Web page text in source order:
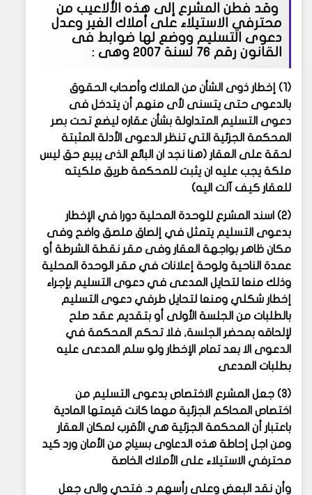
وقد فطن المشرع إلى هذه الألاعيب من
محترفي الاستيلاء على أملاك الغير وعدل
دعوى التسليم ووضع لها ضوابط فى
القانون رقم 76 لسنة 2007 وهى :
(1) إخطار ذوى الشأن من الملاك وأصحاب الحقوق
بالدعوى حتى يتسنى لأى منهم أن يتدخل فى
دعوى التسليم المتداولة بشأن عقاره ليضع تحت بصر
المحكمة الجزئية التي تنظر الدعوى الأدلة المثبتة
لحقة على العقار (هنا نجد ان البائع الذى يبيع حق ليس
ملكة يجب عليه ان يثبت للمحكمة طريق ملكيته
للعقار كيف آلت اليه)
(2) اسند المشرع للوحدة المحلية دورا في الإخطار
بدعوى التسليم يتمثل في إلصاق ملصق واضح وفى
مكان ظاهر بواجهة العقار وفى مقر نقطة الشرطة أو
عمدة الناحية ولوحة إعلانات في مقر الوحدة المحلية
وذلك منعا لتحايل المدعى في دعوى التسليم بإجراء
إخطار شكلي ومنعا لتحايل طرفي دعوى التسليم
بالطلبات من الجلسة الأولى أو بتقديم عقد صلح
لإلحاقه بمحضر الجلسة, فلا تحكم المحكمة في
الدعوى الا بعد تمام الإخطار ولو سلم المدعى عليه
بطلبات المدعى
(3) جعل المشرع الاختصاص بدعوى التسليم من
اختصاص المحاكم الجزئية مهما كانت قيمتها المادية
باعتبار أن المحكمة الجزئية هي الأقرب لمكان العقار
ومن اجل إحاطة هذه الدعاوى بسياج من الأمان ورد كيد
محترفي الاستيلاء على الأملاك الخاصة
وأن نقد البعض وعلى رأسهم د. فتحي والى جعل